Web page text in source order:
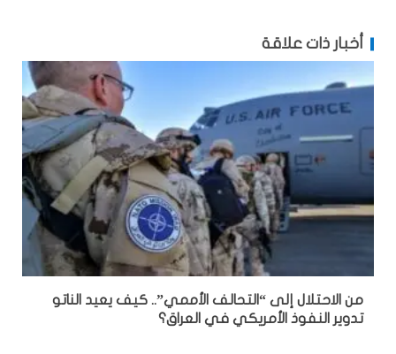
أخبار ذات علاقة
من الاحتلال إلى “التحالف الأممي”.. كيف يعيد الناتو
تدوير النفوذ الأمريكي في العراق؟